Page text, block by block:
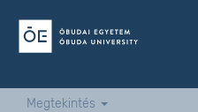
Megtekintés